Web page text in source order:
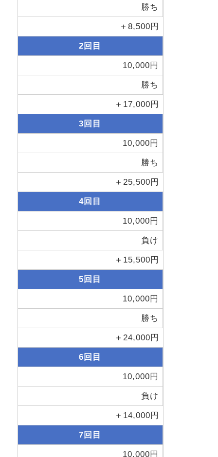
勝ち
＋8,500円
2回目
10,000円
勝ち
＋17,000円
3回目
10,000円
勝ち
＋25,500円
4回目
10,000円
負け
＋15,500円
5回目
10,000円
勝ち
＋24,000円
6回目
10,000円
負け
＋14,000円
7回目
10,000円